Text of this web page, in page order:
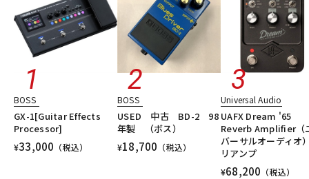
BOSS
GX-1[Guitar Effects
Processor]
¥33,000 （税込）
BOSS
USED 中古 BD-2 98
年製 （ボス）
¥18,700 （税込）
Universal Audio
UAFX Dream '65
Reverb Amplifier（
バーサルオーディオ
リアンプ
¥68,200 （税込）